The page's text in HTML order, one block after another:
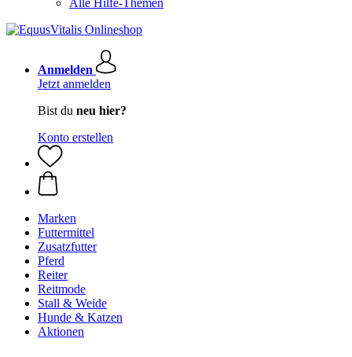
Alle Hilfe-Themen
Anmelden
Jetzt anmelden
Bist du neu hier?
Konto erstellen
Marken
Futtermittel
Zusatzfutter
Pferd
Reiter
Reitmode
Stall & Weide
Hunde & Katzen
Aktionen